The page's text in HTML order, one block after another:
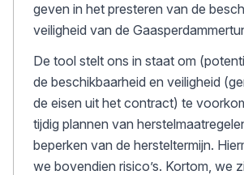
geven in het presteren van de
veiligheid van de
De tool stelt ons in staat om
de beschikbaarheid en veiligheid
de eisen uit het contract) te
tijdig plannen van
beperken van de hersteltermijn.
we bovendien risico’s. Kortom, we